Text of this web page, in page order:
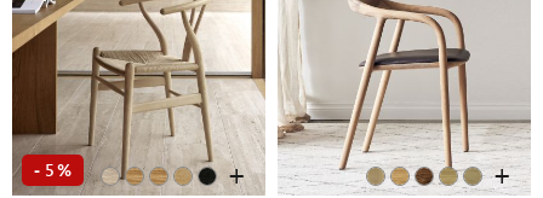
- 5 % + +